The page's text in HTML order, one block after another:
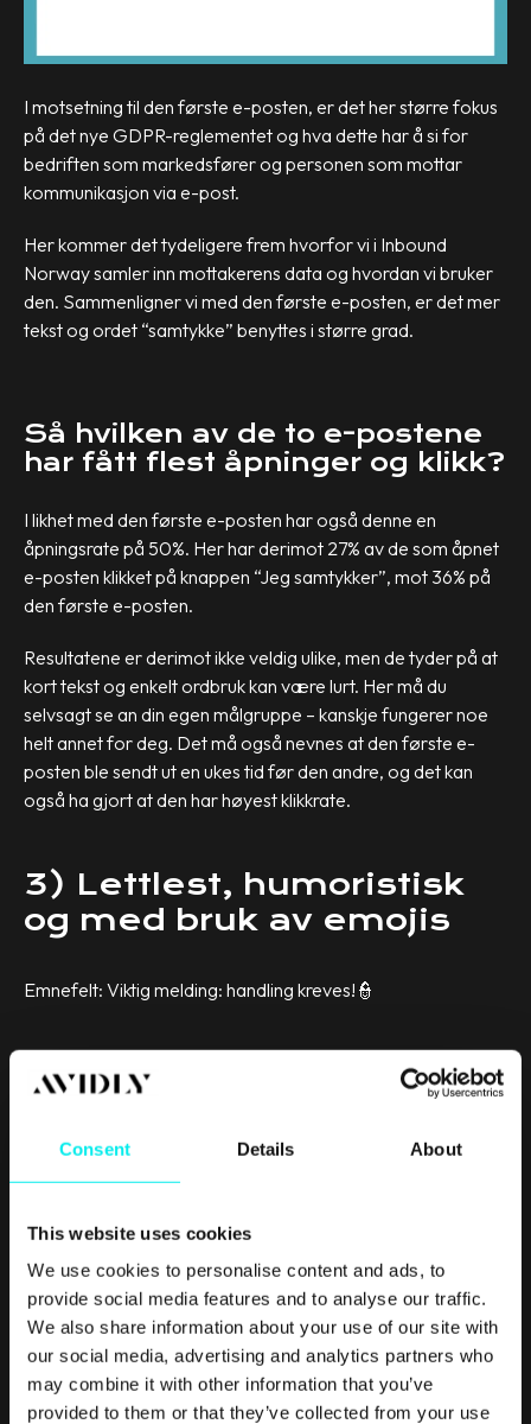
Consent Details About
This website uses cookies
We use cookies to personalise content and ads, to
provide social media features and to analyse our traffic.
We also share information about your use of our site with
our social media, advertising and analytics partners who
may combine it with other information that you’ve
provided to them or that they’ve collected from your use
I motsetning til den første e-posten, er det her større fokus
på det nye GDPR-reglementet og hva dette har å si for
bedriften som markedsfører og personen som mottar
kommunikasjon via e-post.
Her kommer det tydeligere frem hvorfor vi i Inbound
Norway samler inn mottakerens data og hvordan vi bruker
den. Sammenligner vi med den første e-posten, er det mer
tekst og ordet “samtykke” benyttes i større grad.
Så hvilken av de to e-postene
har fått flest åpninger og klikk?
I likhet med den første e-posten har også denne en
åpningsrate på 50%. Her har derimot 27% av de som åpnet
e-posten klikket på knappen “Jeg samtykker”, mot 36% på
den første e-posten.
Resultatene er derimot ikke veldig ulike, men de tyder på at
kort tekst og enkelt ordbruk kan være lurt. Her må du
selvsagt se an din egen målgruppe – kanskje fungerer noe
helt annet for deg. Det må også nevnes at den første e-
posten ble sendt ut en ukes tid før den andre, og det kan
også ha gjort at den har høyest klikkrate.
3) Lettlest, humoristisk
og med bruk av emojis
Emnefelt: Viktig melding: handling kreves!👮